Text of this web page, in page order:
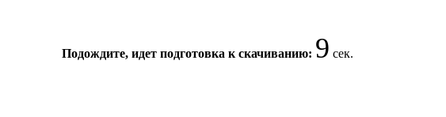
Подождите, идет подготовка к скачиванию: 9 сек.